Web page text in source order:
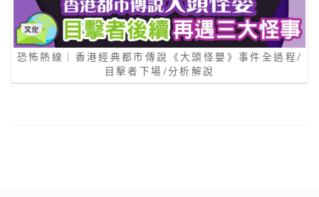
恐怖熱線｜香港經典都市傳說《大頭怪嬰》事件全過程/
目擊者下場/分析解說